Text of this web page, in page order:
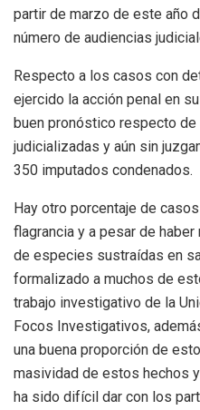
partir de marzo de este año
número de audiencias
Respecto a los casos con
ejercido la acción penal en
buen pronóstico respecto
judicializadas y aún sin
350 imputados condenados.
Hay otro porcentaje de
flagrancia y a pesar de
de especies sustraídas en
formalizado a muchos de
trabajo investigativo de la
Focos Investigativos,
una buena proporción de
masividad de estos hechos
ha sido difícil dar con los